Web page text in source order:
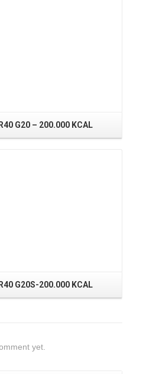
G20 – 200.000 KCAL
G20S-200.000 KCAL
yet.